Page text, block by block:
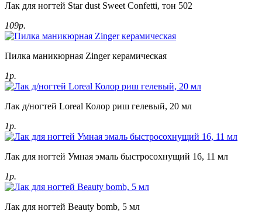
Лак для ногтей Star dust Sweet Confetti, тон 502
109р.
Пилка маникюрная Zinger керамическая
1р.
Лак д/ногтей Loreal Колор риш гелевый, 20 мл
1р.
Лак для ногтей Умная эмаль быстросохнущий 16, 11 мл
1р.
Лак для ногтей Beauty bomb, 5 мл